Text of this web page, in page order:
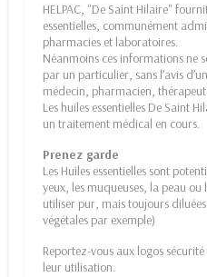
HELPAC, "De Saint Hilaire"
essentielles, communément
pharmacies et laboratoires.
Néanmoins ces informations ne
par un particulier, sans l’avis
médecin, pharmacien,
Les huiles essentielles De Saint
un traitement médical en cours.
Prenez garde
Les Huiles essentielles sont
yeux, les muqueuses, la peau ou
utiliser pur, mais toujours
végétales par exemple)
Reportez-vous aux logos
leur utilisation.